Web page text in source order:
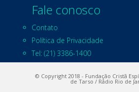
Fale conosco
Contato
Política de Privacidade
Tel: (21) 3386-1400
© Copyright 2018 - Fundação Cristã
de Tarso / Rádio Rio de